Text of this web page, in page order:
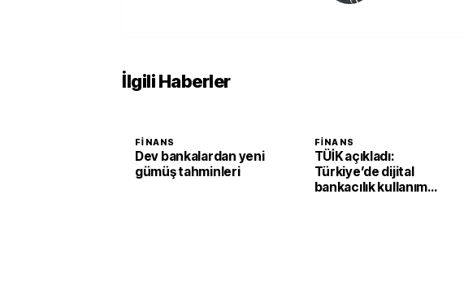
İlgili Haberler
FINANS
Dev bankalardan yeni
gümüş tahminleri
FINANS
TÜİK açıkladı:
Türkiye’de dijital
bankacılık kullanım